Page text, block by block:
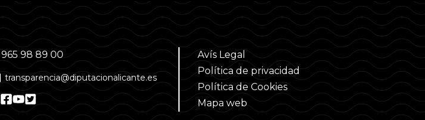
965 98 89 00
transparencia@diputacionalicante.es
Avís Legal
Política de privacidad
Política de Cookies
Mapa web